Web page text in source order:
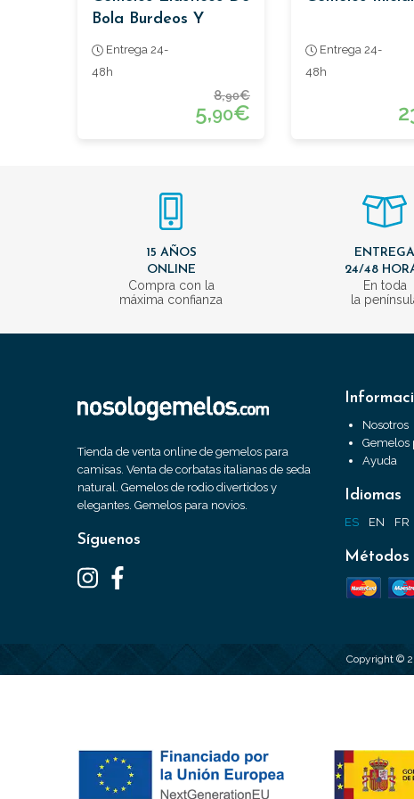
Bola Burdeos Y
Celeste
Entrega 24-
48h
8,90€
5,90€
Entrega 24-
48h
15 AÑOS
ONLINE
Compra con la
máxima confianza
ENTREGA
24/48
En toda
la
Tienda de venta online de gemelos para
camisas. Venta de corbatas italianas de seda
natural. Gemelos de rodio divertidos y
elegantes. Gemelos para novios.
Síguenos
Nosotros
Gemelos
Ayuda
Idiomas
ES EN FR
Copyright ©